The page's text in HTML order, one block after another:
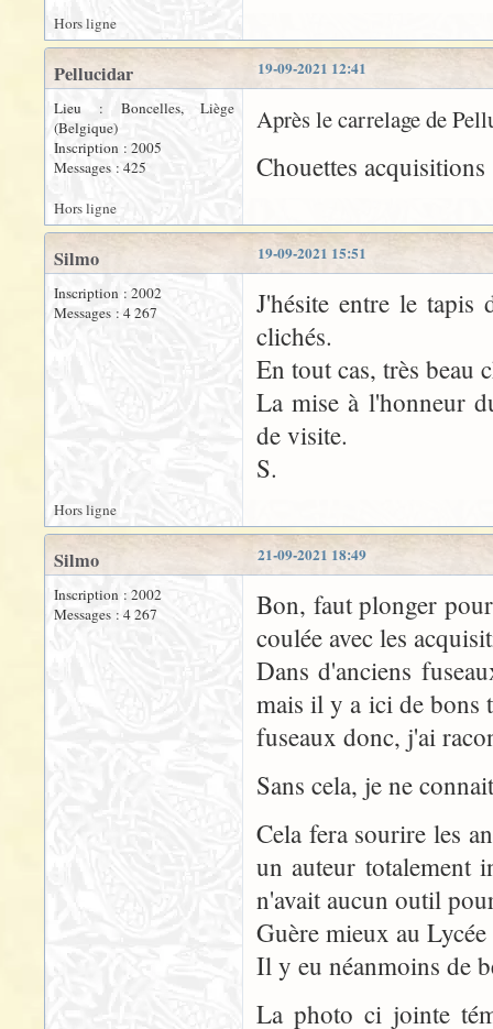
Hors ligne
19-09-2021 12:41
Pellucidar
Lieu : Boncelles, Liège
(Belgique)
Inscription : 2005
Messages : 425
Après le carrelage de
Chouettes
Hors ligne
19-09-2021 15:51
Silmo
Inscription : 2002
Messages : 4 267
J'hésite entre le
clichés.
En tout cas, très beau
La mise à l'honneur
de visite.
S.
Hors ligne
21-09-2021 18:49
Silmo
Inscription : 2002
Messages : 4 267
Bon, faut plonger
coulée avec les
Dans d'anciens
mais il y a ici de bons
fuseaux donc, j'ai
Sans cela, je ne
Cela fera sourire les
un auteur totalement
n'avait aucun outil
Guère mieux au
Il y eu néanmoins de
La photo ci jointe